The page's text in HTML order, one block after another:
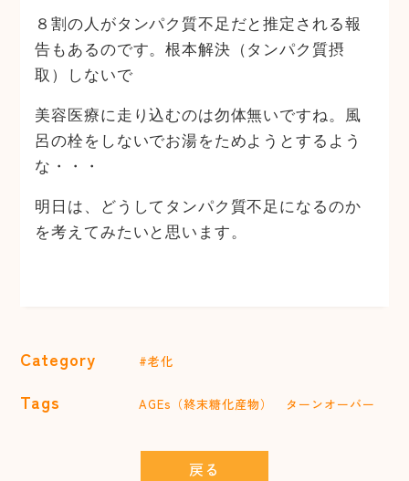
８割の人がタンパク質不足だと推定される報
告もあるのです。根本解決（タンパク質摂
取）しないで
美容医療に走り込むのは勿体無いですね。風
呂の栓をしないでお湯をためようとするよう
な・・・
明日は、どうしてタンパク質不足になるのか
を考えてみたいと思います。
Category #老化
Tags AGEs（終末糖化産物） ターンオーバー
戻る